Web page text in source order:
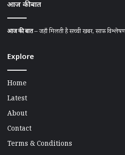
आज की बात
आज की बात– जहाँ मिलती है सच्ची खबर, साफ़ विश्लेषण
Explore
Home
Latest
About
Contact
Terms & Conditions